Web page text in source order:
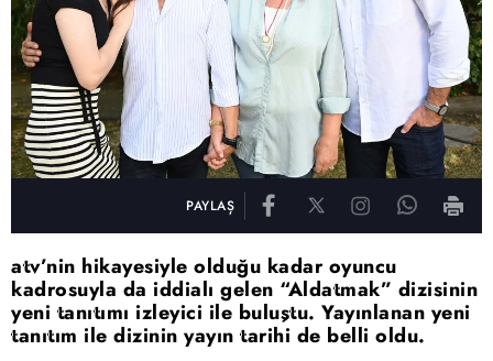
PAYLAŞ
atv’nin hikayesiyle olduğu kadar oyuncu
kadrosuyla da iddialı gelen “Aldatmak” dizisinin
yeni tanıtımı izleyici ile buluştu. Yayınlanan yeni
tanıtım ile dizinin yayın tarihi de belli oldu.